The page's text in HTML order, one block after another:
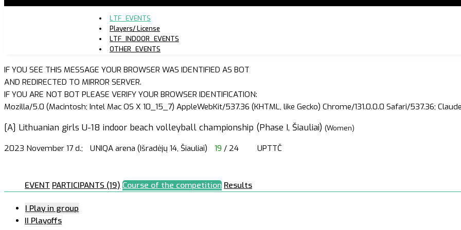
LTF_EVENTS
Players/ License
LTF_INDOOR_EVENTS
OTHER_EVENTS
IF YOU SEE THIS MESSAGE YOUR BROWSER WAS IDENTIFIED AS BOT
AND REDIRECTED TO MIRROR SERVER.
IF YOU ARE NOT BOT PLEASE VERIFY YOUR BROWSER IDENTIFICATION:
Mozilla/5.0 (Macintosh; Intel Mac OS X 10_15_7) AppleWebKit/537.36 (KHTML, like Gecko) Chrome/131.0.0.0 Safari/537.36;
[A] Lithuanian girls U-18 indoor beach volleyball championship (Phase I, Šiauliai) (Women)
2023 November 17 d.; UNIQA arena (Išradėjų 14, Šiauliai) 19 / 24 UPTTČ
EVENT PARTICIPANTS (19) Course of the competition Results
I Play in group
II Playoffs